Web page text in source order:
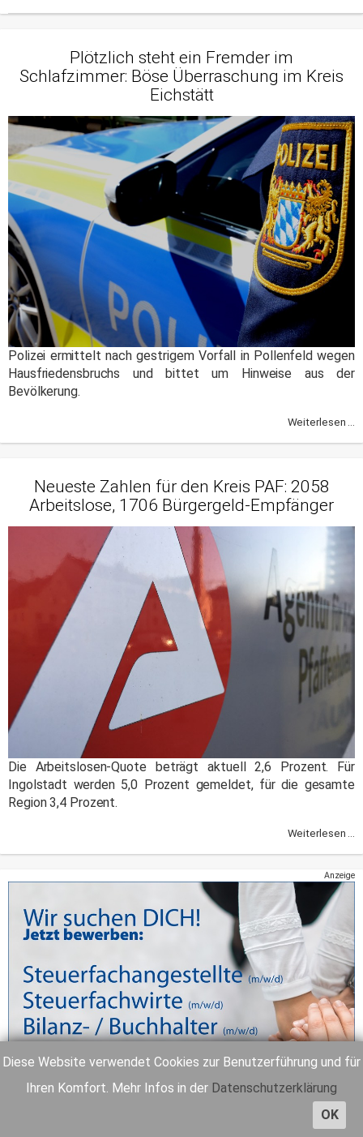
Diese Website verwendet Cookies zur Benutzerführung und für
Ihren Komfort. Mehr Infos in der Datenschutzerklärung
OK
Plötzlich steht ein Fremder im
Schlafzimmer: Böse Überraschung im Kreis
Eichstätt
Polizei ermittelt nach gestrigem Vorfall in Pollenfeld wegen
Hausfriedensbruchs und bittet um Hinweise aus der
Bevölkerung.
Weiterlesen ...
Neueste Zahlen für den Kreis PAF: 2058
Arbeitslose, 1706 Bürgergeld-Empfänger
Die Arbeitslosen-Quote beträgt aktuell 2,6 Prozent. Für
Ingolstadt werden 5,0 Prozent gemeldet, für die gesamte
Region 3,4 Prozent.
Weiterlesen ...
Anzeige